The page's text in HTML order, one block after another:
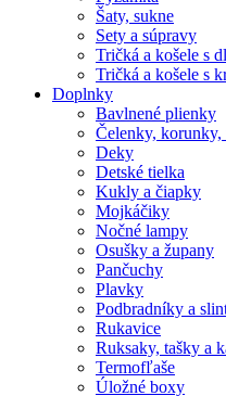
Šaty, sukne
Sety a súpravy
Tričká a košele s
Tričká a košele s
Doplnky
Bavlnené plienky
Čelenky, korunky,
Deky
Detské tielka
Kukly a čiapky
Mojkáčiky
Nočné lampy
Osušky a župany
Pančuchy
Plavky
Podbradníky a
Rukavice
Ruksaky, tašky a
Termofľaše
Úložné boxy